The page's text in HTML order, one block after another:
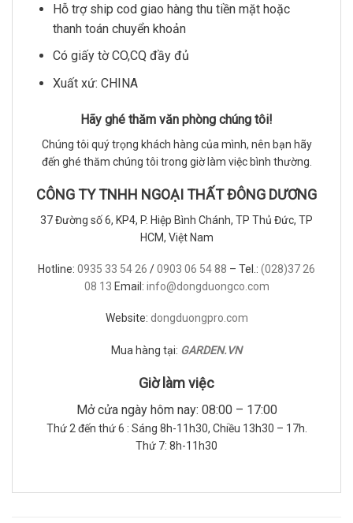
Hỗ trợ ship cod giao hàng thu tiền mặt hoặc
thanh toán chuyển khoản
Có giấy tờ CO,CQ đầy đủ
Xuất xứ: CHINA
Hãy ghé thăm văn phòng chúng tôi!
Chúng tôi quý trọng khách hàng của mình, nên bạn hãy
đến ghé thăm chúng tôi trong giờ làm việc bình thường.
CÔNG TY TNHH NGOẠI THẤT ĐÔNG DƯƠNG
37 Đường số 6, KP4, P. Hiệp Bình Chánh, TP Thủ Đức, TP
HCM, Việt Nam
Hotline: 0935 33 54 26 /0903 06 54 88 – Tel.: (028)37 26
08 13 Email: info@dongduongco.com
Website: dongduongpro.com
Mua hàng tại: GARDEN.VN
Giờ làm việc
Mở cửa ngày hôm nay: 08:00 – 17:00
Thứ 2 đến thứ 6 : Sáng 8h-11h30, Chiều 13h30 – 17h.
Thứ 7: 8h-11h30